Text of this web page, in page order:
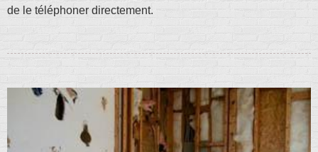
de le téléphoner directement.